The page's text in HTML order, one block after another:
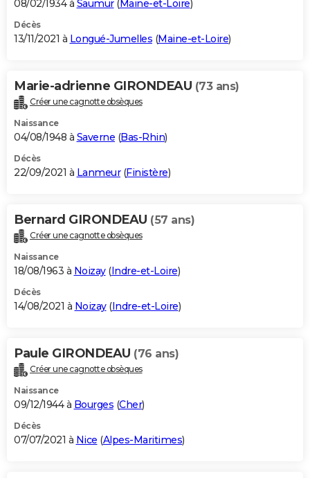
08/02/1934 à Saumur( Maine-et-Loire)
Décès
13/11/2021 à Longué-Jumelles (Maine-et-Loire)
Marie-adrienne GIRONDEAU (73 ans)
Créer une cagnotte obsèques
Naissance
04/08/1948 à Saverne (Bas-Rhin)
Décès
22/09/2021 à Lanmeur(Finistère)
Bernard GIRONDEAU (57 ans)
Créer une cagnotte obsèques
Naissance
18/08/1963 à Noizay(Indre-et-Loire)
Décès
14/08/2021 à Noizay(Indre-et-Loire)
Paule GIRONDEAU (76 ans)
Créer une cagnotte obsèques
Naissance
09/12/1944 à Bourges (Cher)
Décès
07/07/2021 à Nice (Alpes-Maritimes)